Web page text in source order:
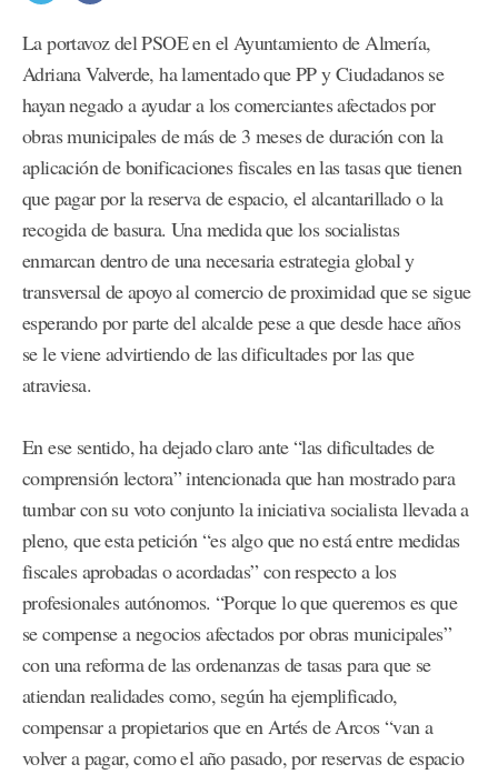
La portavoz del PSOE en el Ayuntamiento de Almería,
Adriana Valverde, ha lamentado que PP y Ciudadanos se
hayan negado a ayudar a los comerciantes afectados por
obras municipales de más de 3 meses de duración con la
aplicación de bonificaciones fiscales en las tasas que tienen
que pagar por la reserva de espacio, el alcantarillado o la
recogida de basura. Una medida que los socialistas
enmarcan dentro de una necesaria estrategia global y
transversal de apoyo al comercio de proximidad que se sigue
esperando por parte del alcalde pese a que desde hace años
se le viene advirtiendo de las dificultades por las que
atraviesa.
En ese sentido, ha dejado claro ante “las dificultades de
comprensión lectora” intencionada que han mostrado para
tumbar con su voto conjunto la iniciativa socialista llevada a
pleno, que esta petición “es algo que no está entre medidas
fiscales aprobadas o acordadas” con respecto a los
profesionales autónomos. “Porque lo que queremos es que
se compense a negocios afectados por obras municipales”
con una reforma de las ordenanzas de tasas para que se
atiendan realidades como, según ha ejemplificado,
compensar a propietarios que en Artés de Arcos “van a
volver a pagar, como el año pasado, por reservas de espacio